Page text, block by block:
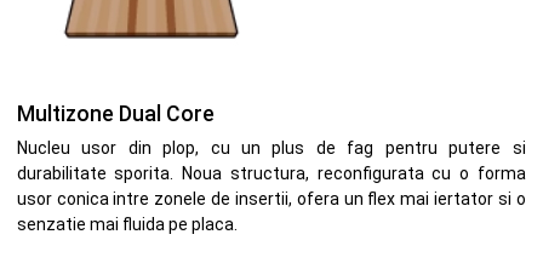
Multizone Dual Core
Nucleu usor din plop, cu un plus de fag pentru putere si
durabilitate sporita. Noua structura, reconfigurata cu o forma
usor conica intre zonele de insertii, ofera un flex mai iertator si o
senzatie mai fluida pe placa.